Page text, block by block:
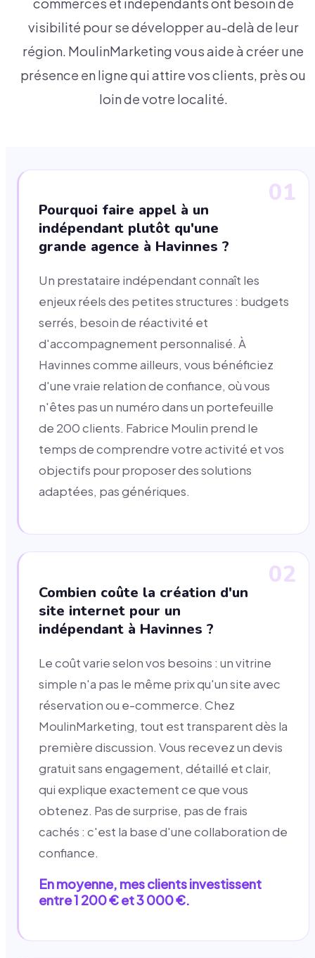
commerces et indépendants ont besoin de
visibilité pour se développer au-delà de leur
région. MoulinMarketing vous aide à créer une
présence en ligne qui attire vos clients, près ou
loin de votre localité.
01
Pourquoi faire appel à un
indépendant plutôt qu'une
grande agence à Havinnes ?
Un prestataire indépendant connaît les
enjeux réels des petites structures : budgets
serrés, besoin de réactivité et
d'accompagnement personnalisé. À
Havinnes comme ailleurs, vous bénéficiez
d'une vraie relation de confiance, où vous
n'êtes pas un numéro dans un portefeuille
de 200 clients. Fabrice Moulin prend le
temps de comprendre votre activité et vos
objectifs pour proposer des solutions
adaptées, pas génériques.
02
Combien coûte la création d'un
site internet pour un
indépendant à Havinnes ?
Le coût varie selon vos besoins : un vitrine
simple n'a pas le même prix qu'un site avec
réservation ou e-commerce. Chez
MoulinMarketing, tout est transparent dès la
première discussion. Vous recevez un devis
gratuit sans engagement, détaillé et clair,
qui explique exactement ce que vous
obtenez. Pas de surprise, pas de frais
cachés : c'est la base d'une collaboration de
confiance.
En moyenne, mes clients investissent
entre 1 200 € et 3 000 €.